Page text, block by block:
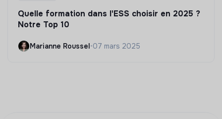
Quelle formation dans l'ESS choisir en 2025 ?
Notre Top 10
Marianne Roussel•07 mars 2025